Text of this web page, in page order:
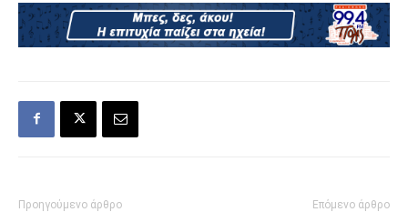
Προηγούμενο άρθρο Επόμενο άρθρο